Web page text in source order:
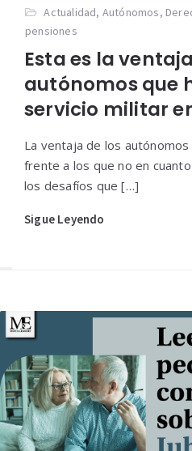
Actualidad, Autónomos,
pensiones
Esta es la
autónomos que
servicio militar
La ventaja de los autónomos
frente a los que no en
los desafíos que […]
Sigue Leyendo